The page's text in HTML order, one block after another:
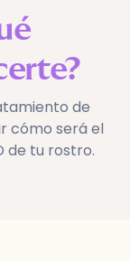
de
cómo será el
de tu rostro.